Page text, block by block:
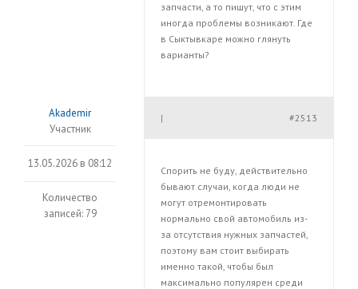
запчасти, а то пишут, что с этим
иногда проблемы возникают. Где
в Сыктывкаре можно глянуть
варианты?
Akademir
Участник
13.05.2026 в 08:12
Количество
записей: 79
#2513
|
Спорить не буду, действительно
бывают случаи, когда люди не
могут отремонтировать
нормально свой автомобиль из-
за отсутствия нужных запчастей,
поэтому вам стоит выбирать
именно такой, чтобы был
максимально популярен среди